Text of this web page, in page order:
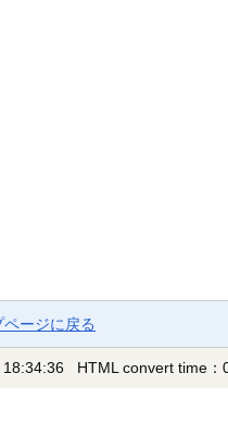
ージに戻る
HTML convert time：